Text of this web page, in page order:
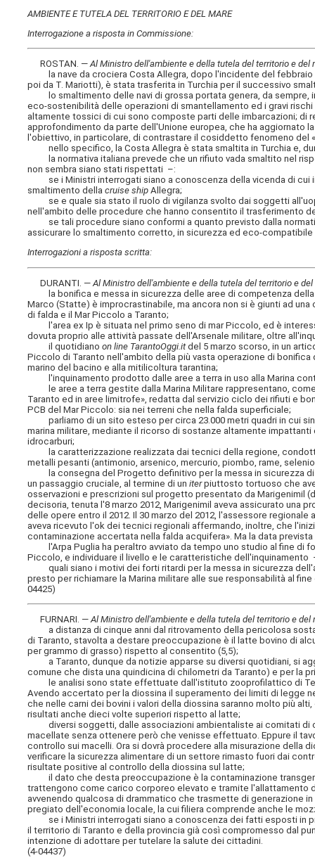
AMBIENTE E TUTELA DEL TERRITORIO E DEL MARE
Interrogazione a risposta in Commissione:
ROSTAN. —Al Ministro dell'ambiente e della tutela del territorio e
la nave da crociera Costa Allegra, dopo l'incidente del febbraio
poi da T. Mariotti), è stata trasferita in Turchia per il successivo
lo smaltimento delle navi di grossa portata genera, da sempre,
eco-sostenibilità delle operazioni di smantellamento ed i gravi
altamente tossici di cui sono composte parti delle imbarcazioni;
approfondimento da parte dell'Unione europea, che ha aggiornato
l'obiettivo, in particolare, di contrastare il cosiddetto fenomeno del
nello specifico, la Costa Allegra è stata smaltita in Turchia e,
la normativa italiana prevede che un rifiuto vada smaltito nel
non sembra siano stati rispettati –:
se i Ministri interrogati siano a conoscenza della vicenda di cui
smaltimento dellacruise ship Allegra;
se e quale sia stato il ruolo di vigilanza svolto dai soggetti
nell'ambito delle procedure che hanno consentito il trasferimento
se tali procedure siano conformi a quanto previsto dalla
assicurare lo smaltimento corretto, in sicurezza ed eco-
Interrogazioni a risposta scritta:
DURANTI. —Al Ministro dell'ambiente e della tutela del territorio e
la bonifica e messa in sicurezza delle aree di competenza della
Marco (Statte) è improcrastinabile, ma ancora non si è giunti ad
di falda e il Mar Piccolo a Taranto;
l'area ex Ip è situata nel primo seno di mar Piccolo, ed è
dovuta proprio alle attività passate dell'Arsenale militare, oltre
il quotidianoon line TarantoOggi.itdel 5 marzo scorso, in un
Piccolo di Taranto nell'ambito della più vasta operazione di
marino del bacino e alla mitilicoltura tarantina;
l'inquinamento prodotto dalle aree a terra in uso alla Marina
le aree a terra gestite dalla Marina Militare rappresentano,
Taranto ed in aree limitrofe», redatta dal servizio ciclo dei rifiuti e
PCB del Mar Piccolo: sia nei terreni che nella falda superficiale;
parliamo di un sito esteso per circa 23.000 metri quadri in cui
marina militare, mediante il ricorso di sostanze altamente
idrocarburi;
la caratterizzazione realizzata dai tecnici della regione,
metalli pesanti (antimonio, arsenico, mercurio, piombo, rame,
la consegna del Progetto definitivo per la messa in sicurezza di
un passaggio cruciale, al termine di uniterpiuttosto tortuoso che
osservazioni e prescrizioni sul progetto presentato da Marigenimil
decisoria, tenuta l'8 marzo 2012, Marigenimil aveva assicurato una
delle opere entro il 2012. Il 30 marzo del 2012, l'assessore
aveva ricevuto l'ok dei tecnici regionali affermando, inoltre, che
contaminazione accertata nella falda acquifera». Ma la data
l'Arpa Puglia ha peraltro avviato da tempo uno studio al fine di
Piccolo, e individuare il livello e le caratteristiche dell'inquinamento
quali siano i motivi dei forti ritardi per la messa in sicurezza
presto per richiamare la Marina militare alle sue responsabilità al
04425)
FURNARI. —Al Ministro dell'ambiente e della tutela del territorio e
a distanza di cinque anni dal ritrovamento della pericolosa
di Taranto, stavolta a destare preoccupazione è il latte bovino di
per grammo di grasso) rispetto al consentito (5,5);
a Taranto, dunque da notizie apparse su diversi quotidiani, si
comune che dista una quindicina di chilometri da Taranto) e per la
le analisi sono state effettuate dall'istituto zooprofilattico di
Avendo accertato per la diossina il superamento dei limiti di legge
che nelle carni dei bovini i valori della diossina saranno molto più
risultati anche dieci volte superiori rispetto al latte;
diversi soggetti, dalle associazioni ambientaliste ai comitati di
macellate senza ottenere però che venisse effettuato. Eppure il
controllo sui macelli. Ora si dovrà procedere alla misurazione della
verificare la sicurezza alimentare di un settore rimasto fuori dai
risultate positive al controllo della diossina sul latte;
il dato che desta preoccupazione è la contaminazione
trattengono come carico corporeo elevato e tramite l'allattamento
avvenendo qualcosa di drammatico che trasmette di generazione
pregiato dell'economia locale, la cui filiera comprende anche le
se i Ministri interrogati siano a conoscenza dei fatti esposti in
il territorio di Taranto e della provincia già così compromesso dal
intenzione di adottare per tutelare la salute dei cittadini.
(4-04437)